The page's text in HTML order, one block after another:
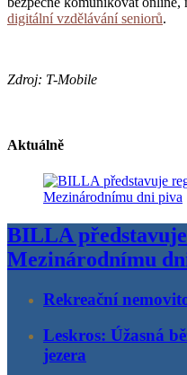
digitální vzdělávání seniorů.
Zdroj: T-Mobile
Aktuálně
BILLA
Mezinárodnímu
Rekreační
Leskros: Úžasná
jezera